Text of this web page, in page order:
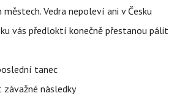
Vedra nepoleví ani v Česku
vás předloktí konečně přestanou pálit
tanec
následky